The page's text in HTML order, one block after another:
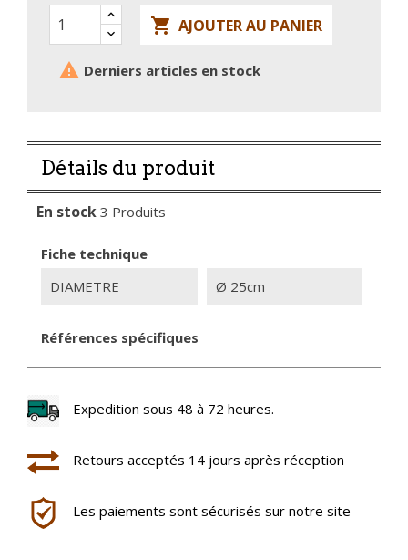
 AJOUTER AU PANIER
 Derniers articles en stock
Détails du produit
En stock 3 Produits
Fiche technique
DIAMETRE
Ø 25cm
Références spécifiques
Expedition sous 48 à 72 heures.
Retours acceptés 14 jours après réception
Les paiements sont sécurisés sur notre site